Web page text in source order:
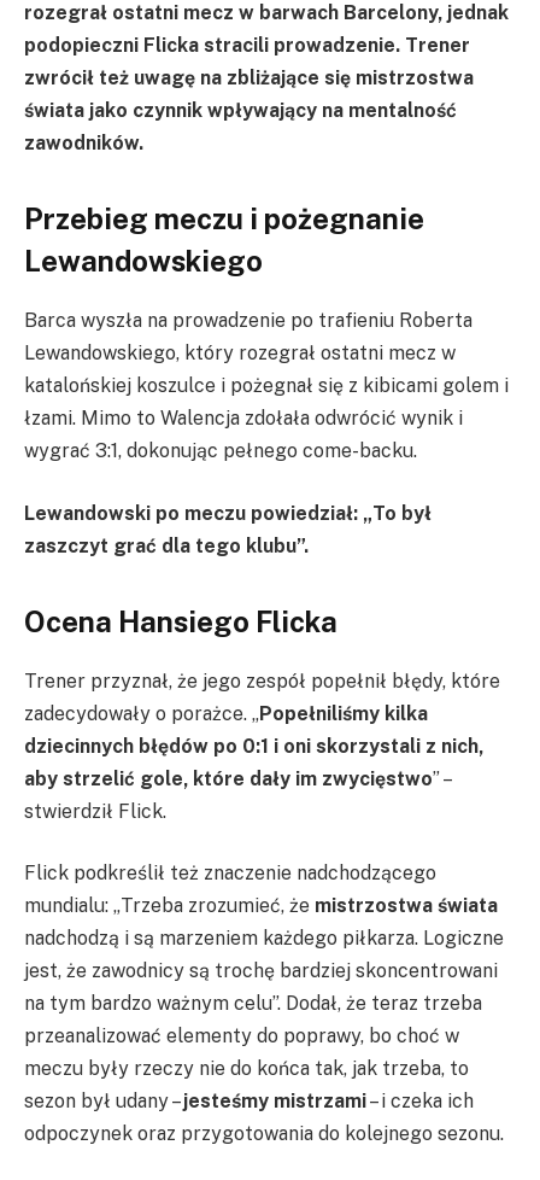
rozegrał ostatni mecz w barwach Barcelony, jednak
podopieczni Flicka stracili prowadzenie. Trener
zwrócił też uwagę na zbliżające się mistrzostwa
świata jako czynnik wpływający na mentalność
zawodników.
Przebieg meczu i pożegnanie
Lewandowskiego
Barca wyszła na prowadzenie po trafieniu Roberta
Lewandowskiego, który rozegrał ostatni mecz w
katalońskiej koszulce i pożegnał się z kibicami golem i
łzami. Mimo to Walencja zdołała odwrócić wynik i
wygrać 3:1, dokonując pełnego come-backu.
Lewandowski po meczu powiedział: „To był
zaszczyt grać dla tego klubu”.
Ocena Hansiego Flicka
Trener przyznał, że jego zespół popełnił błędy, które
zadecydowały o porażce. „Popełniliśmy kilka
dziecinnych błędów po 0:1 i oni skorzystali z nich,
aby strzelić gole, które dały im zwycięstwo” –
stwierdził Flick.
Flick podkreślił też znaczenie nadchodzącego
mundialu: „Trzeba zrozumieć, że mistrzostwa świata
nadchodzą i są marzeniem każdego piłkarza. Logiczne
jest, że zawodnicy są trochę bardziej skoncentrowani
na tym bardzo ważnym celu”. Dodał, że teraz trzeba
przeanalizować elementy do poprawy, bo choć w
meczu były rzeczy nie do końca tak, jak trzeba, to
sezon był udany –jesteśmy mistrzami– i czeka ich
odpoczynek oraz przygotowania do kolejnego sezonu.